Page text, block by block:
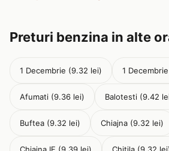
Preturi benzina in alte
1 Decembrie (9.32 lei) 1
Afumati (9.36 lei) Balotesti (9.42
Buftea (9.32 lei) Chiajna (9.32 lei)